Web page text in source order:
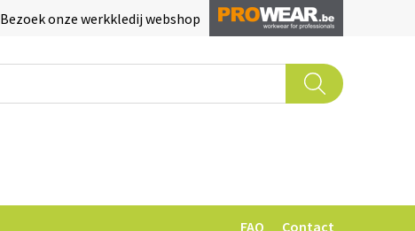
Bezoek onze werkkledij webshop
FAQ Contact